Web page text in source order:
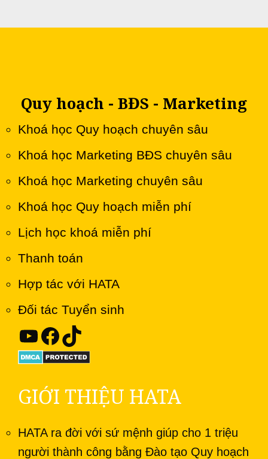
Quy hoạch - BĐS - Marketing
Khoá học Quy hoạch chuyên sâu
Khoá học Marketing BĐS chuyên sâu
Khoá học Marketing chuyên sâu
Khoá học Quy hoạch miễn phí
Lịch học khoá miễn phí
Thanh toán
Hợp tác với HATA
Đối tác Tuyển sinh
GIỚI THIỆU HATA
HATA ra đời với sứ mệnh giúp cho 1 triệu
người thành công bằng Đào tạo Quy hoạch